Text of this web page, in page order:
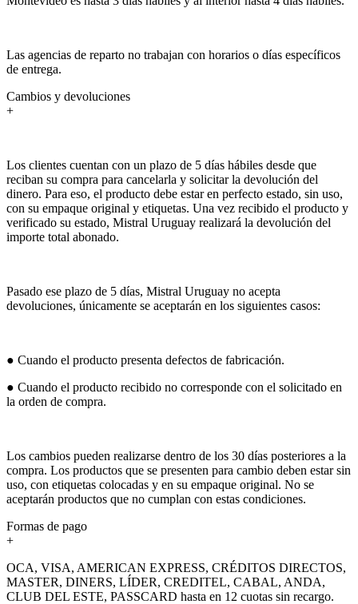
Las agencias de reparto no trabajan con horarios o días específicos
de entrega.
Cambios y devoluciones
+
Los clientes cuentan con un plazo de 5 días hábiles desde que
reciban su compra para cancelarla y solicitar la devolución del
dinero. Para eso, el producto debe estar en perfecto estado, sin uso,
con su empaque original y etiquetas. Una vez recibido el producto y
verificado su estado, Mistral Uruguay realizará la devolución del
importe total abonado.
Pasado ese plazo de 5 días, Mistral Uruguay no acepta
devoluciones, únicamente se aceptarán en los siguientes casos:
● Cuando el producto presenta defectos de fabricación.
● Cuando el producto recibido no corresponde con el solicitado en
la orden de compra.
Los cambios pueden realizarse dentro de los 30 días posteriores a la
compra. Los productos que se presenten para cambio deben estar sin
uso, con etiquetas colocadas y en su empaque original. No se
aceptarán productos que no cumplan con estas condiciones.
Formas de pago
+
OCA, VISA, AMERICAN EXPRESS, CRÉDITOS DIRECTOS,
MASTER, DINERS, LÍDER, CREDITEL, CABAL, ANDA,
CLUB DEL ESTE, PASSCARD hasta en 12 cuotas sin recargo.